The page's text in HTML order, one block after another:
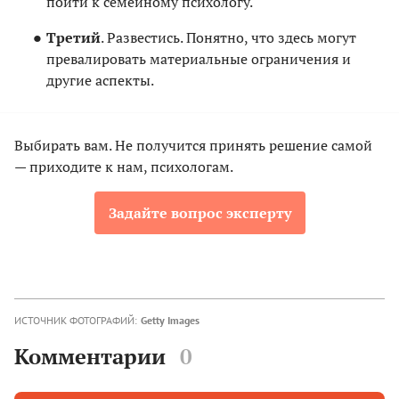
Третий. Развестись. Понятно, что здесь могут
превалировать материальные ограничения и
другие аспекты.
Выбирать вам. Не получится принять решение самой
— приходите к нам, психологам.
Задайте вопрос эксперту
ИСТОЧНИК ФОТОГРАФИЙ: Getty Images
Комментарии 0